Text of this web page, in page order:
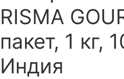
RISMA
пакет, 1 кг,
Индия